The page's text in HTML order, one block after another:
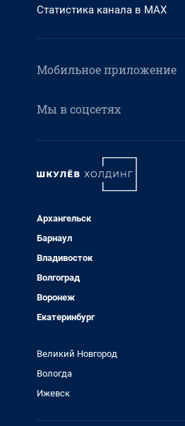
Статистика канала в MAX
Мобильное приложение
Мы в соцсетях
Архангельск
Барнаул
Владивосток
Волгоград
Воронеж
Екатеринбург
Великий Новгород
Вологда
Ижевск